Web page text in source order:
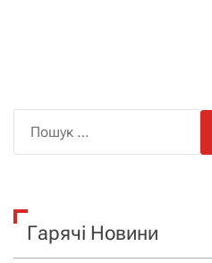
к
Гарячі Новини